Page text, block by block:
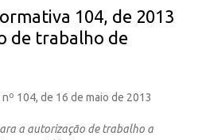
104, de 2013
de trabalho de
104, de 16 de maio de 2013
a autorização de trabalho a